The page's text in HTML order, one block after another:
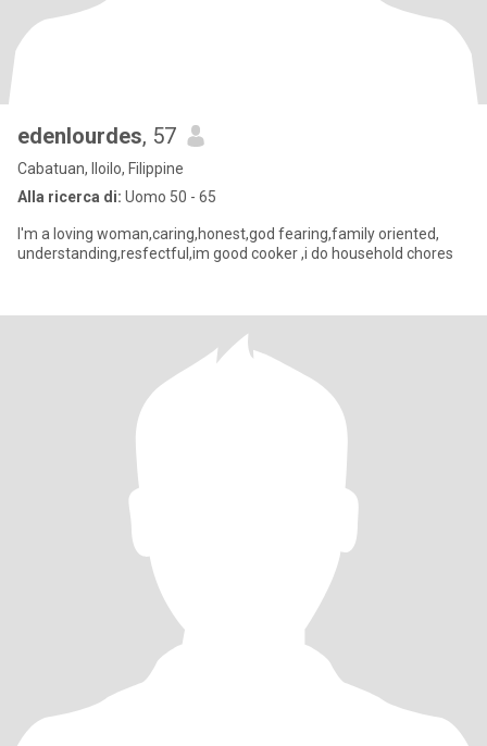
edenlourdes, 57
Cabatuan, Iloilo, Filippine
Alla ricerca di: Uomo 50 - 65
I'm a loving woman,caring,honest,god fearing,family oriented,
understanding,resfectful,im good cooker ,i do household chores